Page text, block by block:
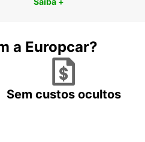
a Europcar?
Sem custos ocultos